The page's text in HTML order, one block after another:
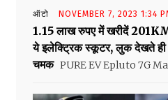
ऑटो NOVEMBER 7, 2023 1:34
1.15 लाख रुपए में खरीदें
ये इलेक्ट्रिक स्कूटर, लुक देखते ही
चमक PURE EV Epluto 7G